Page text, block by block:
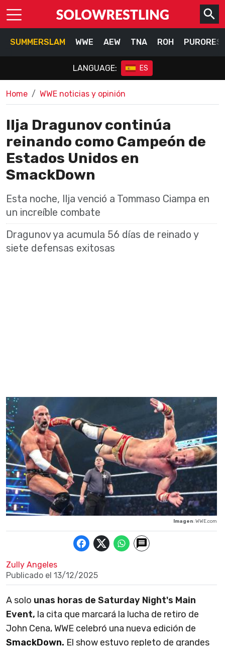
SUMMERSLAM WWE AEW TNA ROH
LANGUAGE: ES
Home WWE noticias y opinión
Ilja Dragunov continúa
reinando como Campeón de
Estados Unidos en
SmackDown
Esta noche, Ilja venció a Tommaso Ciampa en
un increíble combate
Dragunov ya acumula 56 días de reinado y
siete defensas exitosas
Imagen: WWE.com
Zully Angeles
Publicado el 13/12/2025
A solo unas horas de Saturday Night's Main
Event, la cita que marcará la lucha de retiro de
John Cena, WWE celebró una nueva edición de
SmackDown. El show estuvo repleto de grandes